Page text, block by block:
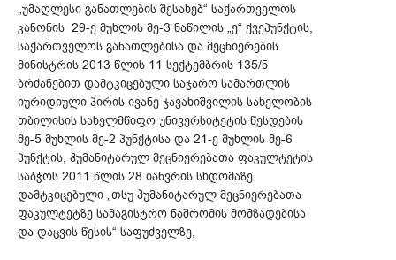
„უმაღლესი განათლების შესახებ“ საქართველოს
კანონის 29-ე მუხლის მე-3 ნაწილის „ე“ ქვეპუნქტის,
საქართველოს განათლებისა და მეცნიერების
მინისტრის 2013 წლის 11 სექტემბრის 135/ნ
ბრძანებით დამტკიცებული საჯარო სამართლის
იურიდიული პირის ივანე ჯავახიშვილის სახელობის
თბილისის სახელმწიფო უნივერსიტეტის წესდების
მე-5 მუხლის მე-2 პუნქტისა და 21-ე მუხლის მე-6
პუნქტის, ჰუმანიტარულ მეცნიერებათა ფაკულტეტის
საბჭოს 2011 წლის 28 იანვრის სხდომაზე
დამტკიცებული „თსუ ჰუმანიტარულ მეცნიერებათა
ფაკულტეტზე სამაგისტრო ნაშრომის მომზადებისა
და დაცვის წესის“ საფუძველზე,